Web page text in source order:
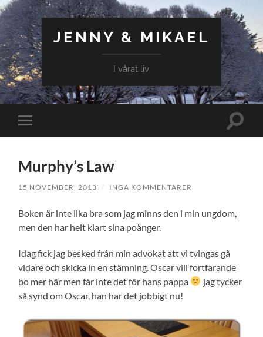
JENNY & MIKAEL
I vårat liv
Slå
på/av
Slå
Murphy’s Law
15 NOVEMBER, 2013 / INGA KOMMENTARER
Boken är inte lika bra som jag minns den i min ungdom,
men den har helt klart sina poänger.
Idag fick jag besked från min advokat att vi tvingas gå
vidare och skicka in en stämning. Oscar vill fortfarande
bo mer här men får inte det för hans pappa
jag tycker
så synd om Oscar, han har det jobbigt nu!